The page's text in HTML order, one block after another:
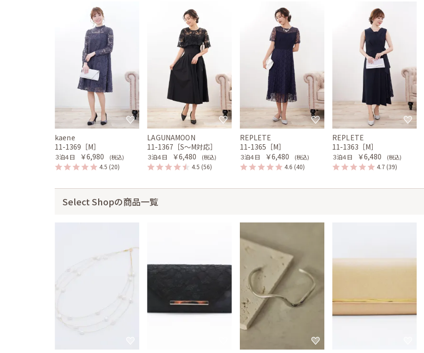
kaene
11-1369［M］
３泊４日 ￥6,980 (税込)
4.5 (20)
LAGUNAMOON
11-1367［S〜M対応］
３泊４日 ￥6,480 (税込)
4.5 (56)
REPLETE
11-1365［M］
３泊４日 ￥6,480 (税込)
4.6 (40)
REPLETE
11-1363［M］
３泊４日 ￥6,480 (税込)
4.7 (39)
Select Shopの商品一覧